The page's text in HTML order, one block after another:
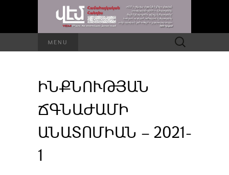
MENU Որոնել՝
ԻՆՔՆՈՒԹՅԱՆ
ՃԳՆԱԺԱՄԻ
ԱՆԱՏՈՄԻԱՆ – 2021-
1